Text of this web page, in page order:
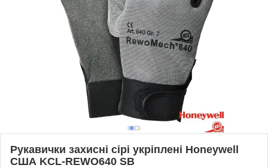
Рукавички захисні сірі укріплені Honeywell
США KCL-REWO640 SB